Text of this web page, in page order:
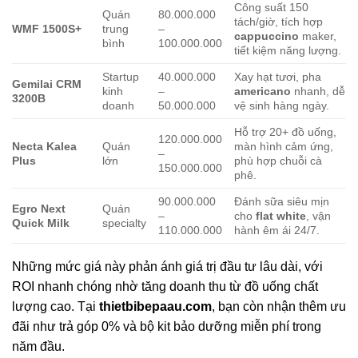
WMF 1500S+
Quán
trung
bình
80.000.000
–
100.000.000
Công suất 150
tách/giờ, tích hợp
cappuccino maker,
tiết kiệm năng lượng.
Gemilai CRM
3200B
Startup
kinh
doanh
40.000.000
–
50.000.000
Xay hạt tươi, pha
americano nhanh, dễ
vệ sinh hàng ngày.
Necta Kalea
Plus
Quán
lớn
120.000.000
–
150.000.000
Hỗ trợ 20+ đồ uống,
màn hình cảm ứng,
phù hợp chuỗi cà
phê.
Egro Next
Quick Milk
Quán
specialty
90.000.000
–
110.000.000
Đánh sữa siêu mịn
choflat white , vận
hành êm ái 24/7.
Những mức giá này phản ánh giá trị đầu tư lâu dài, với
ROI nhanh chóng nhờ tăng doanh thu từ đồ uống chất
lượng cao. Tại thietbibepaau.com, bạn còn nhận thêm ưu
đãi như trả góp 0% và bộ kit bảo dưỡng miễn phí trong
năm đầu.